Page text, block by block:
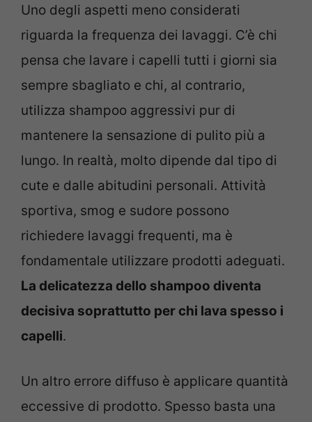
Uno degli aspetti meno considerati
riguarda la frequenza dei lavaggi. C’è chi
pensa che lavare i capelli tutti i giorni sia
sempre sbagliato e chi, al contrario,
utilizza shampoo aggressivi pur di
mantenere la sensazione di pulito più a
lungo. In realtà, molto dipende dal tipo di
cute e dalle abitudini personali. Attività
sportiva, smog e sudore possono
richiedere lavaggi frequenti, ma è
fondamentale utilizzare prodotti adeguati.
La delicatezza dello shampoo diventa
decisiva soprattutto per chi lava spesso i
capelli.
Un altro errore diffuso è applicare quantità
eccessive di prodotto. Spesso basta una